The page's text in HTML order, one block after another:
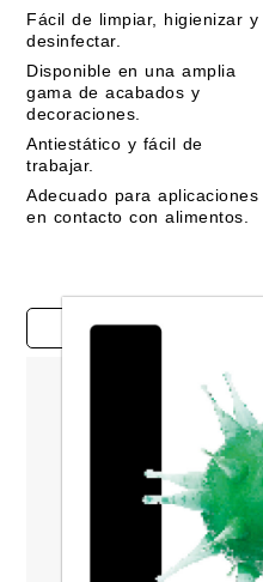
Fácil de limpiar, higienizar y
desinfectar.
Disponible en una amplia
gama de acabados y
decoraciones.
Antiestático y fácil de
trabajar.
Adecuado para aplicaciones
en contacto con alimentos.
Estudios de casos